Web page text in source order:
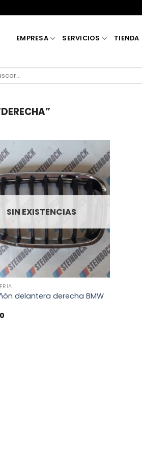
EMPRESA SERVICIOS TIENDA
SIN EXISTENCIAS
delantera derecha BMW